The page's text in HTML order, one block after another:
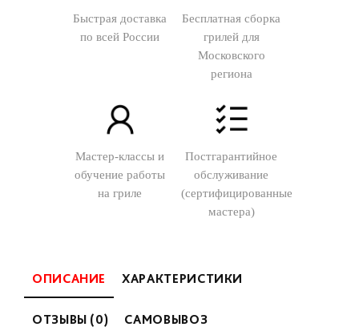
Быстрая доставка
по всей России
Бесплатная сборка
грилей для
Московского
региона
Мастер-классы и
обучение работы
на гриле
Постгарантийное
обслуживание
(сертифицированные
мастера)
ОПИСАНИЕ ХАРАКТЕРИСТИКИ
ОТЗЫВЫ (0) САМОВЫВОЗ